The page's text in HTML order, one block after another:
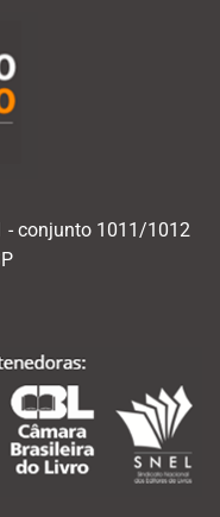
- conjunto 1011/1012